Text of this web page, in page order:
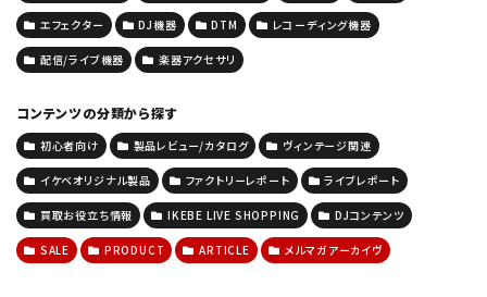
エフェクター DJ機器 DTM レコーディング機器
配信/ライブ機器 楽器アクセサリ
コンテンツの分類から探す
初心者向け 製品レビュー/カタログ ヴィンテージ関連
イケベオリジナル製品 ファクトリーレポート ライブレポート
買取お役立ち情報 IKEBE LIVE SHOPPING DJコンテンツ
SALE PRODUCT ARTICLE メルマガアーカイヴ